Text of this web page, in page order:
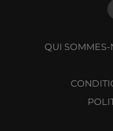
QUI SOMMES-